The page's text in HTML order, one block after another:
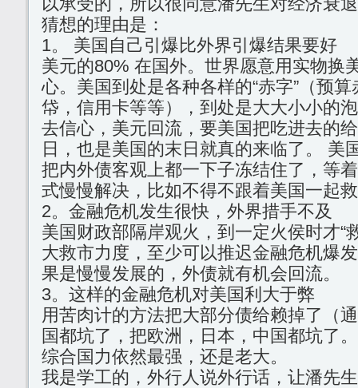
猜想的理由是：
1。 美国自己引爆比外界引爆结果要好
美元的80% 在国外。世界愿意用实物换
心。美国到处是各种各样的“赤字”（预
帒，信用卡等等），到处是大大小小的
去信心，美元回流，要美国把吃进去的
日，也是美国的末日就真的来临了。 美
把内外债客观上都一下子冻结住了，等
式慢慢解决，比如不得不跟着美国一起
2。金融危机发生很快，外界措手不及
美国财政部隔岸观火，到一定火侯时才“
大救市力度，至少可以推迟金融危机爆
果是慢慢发展的，外债就有机会回流。
3。这样的金融危机对美国利大于弊
用苦肉计的方法把大部分债给赖掉了（
国都坑了，把欧洲，日本，中国都坑了
综合国力依然最强，还是老大。
我是学工的，外行人说外行话，让潘先